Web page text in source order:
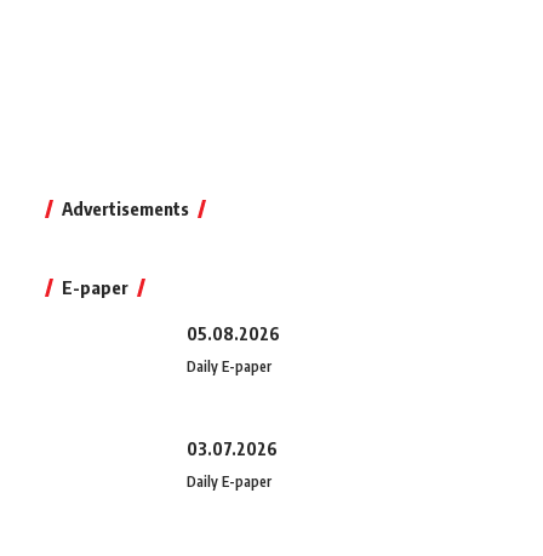
Advertisements
E-paper
05.08.2026
Daily E-paper
03.07.2026
Daily E-paper